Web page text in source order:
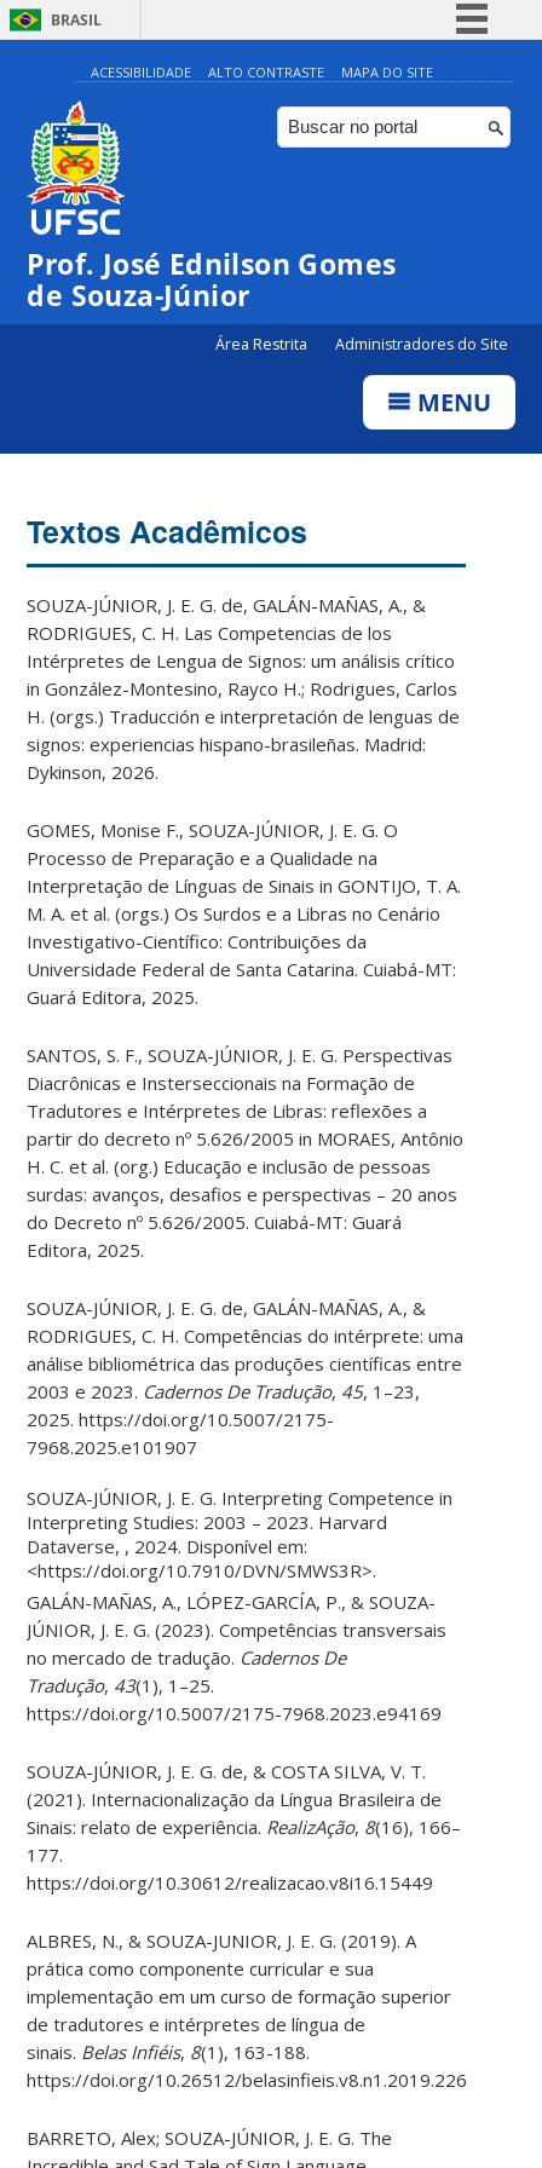
BRASIL
Simplifique!
Comunica BR
Participe
Canais
ACESSIBILIDADE ALTO CONTRASTE MAPA DO SITE
Prof. José Ednilson Gomes
de Souza-Júnior
Área Restrita Administradores do Site
MENU
Textos Acadêmicos
SOUZA-JÚNIOR, J. E. G. de, GALÁN-MAÑAS, A., &
RODRIGUES, C. H. Las Competencias de los
Intérpretes de Lengua de Signos: um análisis crítico
in González-Montesino, Rayco H.; Rodrigues, Carlos
H. (orgs.) Traducción e interpretación de lenguas de
signos: experiencias hispano-brasileñas. Madrid:
Dykinson, 2026.
GOMES, Monise F., SOUZA-JÚNIOR, J. E. G. O
Processo de Preparação e a Qualidade na
Interpretação de Línguas de Sinais in GONTIJO, T. A.
M. A. et al. (orgs.) Os Surdos e a Libras no Cenário
Investigativo-Científico: Contribuições da
Universidade Federal de Santa Catarina. Cuiabá-MT:
Guará Editora, 2025.
SANTOS, S. F., SOUZA-JÚNIOR, J. E. G. Perspectivas
Diacrônicas e Insterseccionais na Formação de
Tradutores e Intérpretes de Libras: reflexões a
partir do decreto nº 5.626/2005 in MORAES, Antônio
H. C. et al. (org.) Educação e inclusão de pessoas
surdas: avanços, desafios e perspectivas – 20 anos
do Decreto nº 5.626/2005. Cuiabá-MT: Guará
Editora, 2025.
SOUZA-JÚNIOR, J. E. G. de, GALÁN-MAÑAS, A., &
RODRIGUES, C. H. Competências do intérprete: uma
análise bibliométrica das produções científicas entre
2003 e 2023. Cadernos De Tradução, 45, 1–23,
2025. https://doi.org/10.5007/2175-
7968.2025.e101907
SOUZA-JÚNIOR, J. E. G. Interpreting Competence in
Interpreting Studies: 2003 – 2023. Harvard
Dataverse, , 2024. Disponível em:
<https://doi.org/10.7910/DVN/SMWS3R>.
GALÁN-MAÑAS, A., LÓPEZ-GARCÍA, P., & SOUZA-
JÚNIOR, J. E. G. (2023). Competências transversais
no mercado de tradução. Cadernos De
Tradução, 43(1), 1–25.
https://doi.org/10.5007/2175-7968.2023.e94169
SOUZA-JÚNIOR, J. E. G. de, & COSTA SILVA, V. T.
(2021). Internacionalização da Língua Brasileira de
Sinais: relato de experiência. RealizAção, 8(16), 166–
177.
https://doi.org/10.30612/realizacao.v8i16.15449
ALBRES, N., & SOUZA-JUNIOR, J. E. G. (2019). A
prática como componente curricular e sua
implementação em um curso de formação superior
de tradutores e intérpretes de língua de
sinais. Belas Infiéis, 8(1), 163-188.
https://doi.org/10.26512/belasinfieis.v8.n1.2019.22632
BARRETO, Alex; SOUZA-JÚNIOR, J. E. G. The